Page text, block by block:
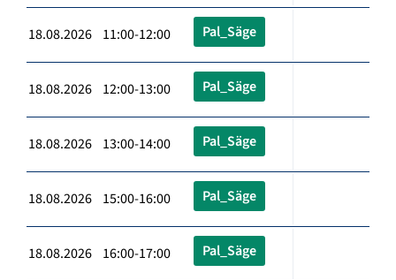
18.08.2026 11:00-12:00 Pal_Säge
18.08.2026 12:00-13:00 Pal_Säge
18.08.2026 13:00-14:00 Pal_Säge
18.08.2026 15:00-16:00 Pal_Säge
18.08.2026 16:00-17:00 Pal_Säge